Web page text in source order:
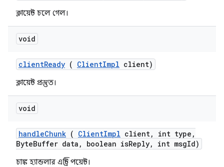
ক্লায়েন্ট চলে গেল।
void
clientReady ( ClientImpl client)
ক্লায়েন্ট প্রস্তুত।
void
handleChunk ( ClientImpl client, int type ,
ByteBuffer data , boolean isReply, int msgId)
চাঙ্ক হ্যান্ডলার এন্ট্রি পয়েন্ট।